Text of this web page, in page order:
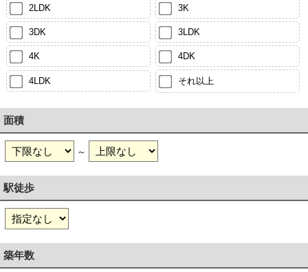
2LDK 3K
3DK 3LDK
4K 4DK
4LDK それ以上
面積
～
駅徒歩
築年数